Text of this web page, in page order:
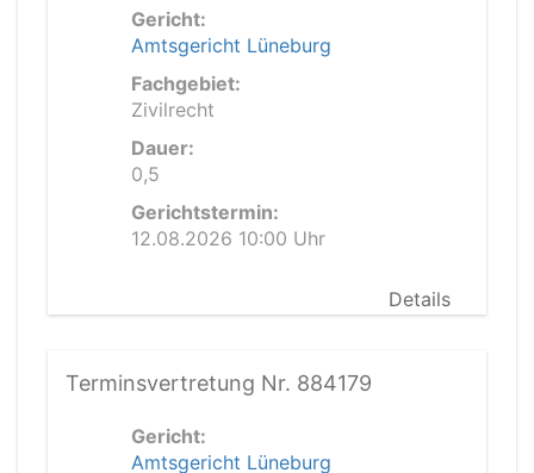
Gericht:
Amtsgericht Lüneburg
Fachgebiet:
Zivilrecht
Dauer:
0,5
Gerichtstermin:
12.08.2026 10:00 Uhr
Details
Terminsvertretung Nr. 884179
Gericht:
Amtsgericht Lüneburg